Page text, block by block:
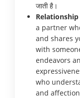
जाती है।
a partner
and shares
with
endeavors
who
and